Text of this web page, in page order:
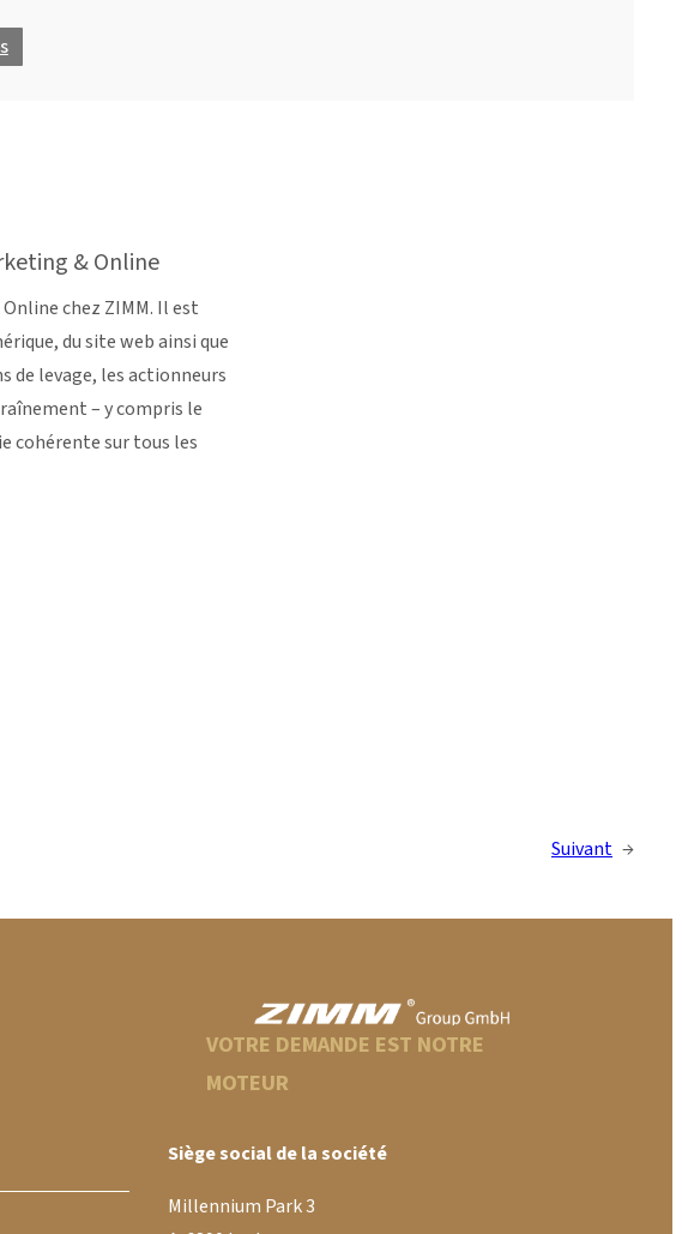
& Online
chez ZIMM. Il est
du site web ainsi que
de levage, les actionneurs
– y compris le
cohérente sur tous les
Suivant →
VOTRE DEMANDE EST NOTRE
MOTEUR
Siège social de la société
Millennium Park 3